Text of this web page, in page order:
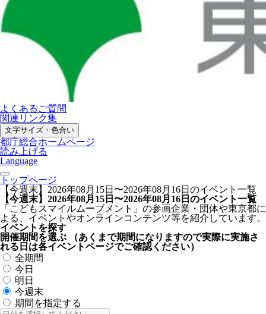
よくあるご質問
関連リンク集
文字サイズ・色合い
都庁総合ホームページ
読み上げる
Language
トップページ
【今週末】2026年08月15日〜2026年08月16日のイベント一覧
【今週末】2026年08月15日〜2026年08月16日のイベント一覧
「こどもスマイルムーブメント」の参画企業・団体や東京都に
よる、イベントやオンラインコンテンツ等を紹介しています。
イベントを探す
開催期間を選ぶ
（あくまで期間になりますので実際に実施さ
れる日は各イベントページでご確認ください）
全期間
今日
明日
今週末
期間を指定する